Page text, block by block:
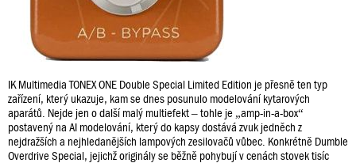
IK Multimedia TONEX ONE Double Special Limited Edition je přesně ten typ
zařízení, který ukazuje, kam se dnes posunulo modelování kytarových
aparátů. Nejde jen o další malý multiefekt – tohle je „amp-in-a-box“
postavený na AI modelování, který do kapsy dostává zvuk jedněch z
nejdražších a nejhledanějších lampových zesilovačů vůbec. Konkrétně Dumble
Overdrive Special, jejichž originály se běžně pohybují v cenách stovek tisíc